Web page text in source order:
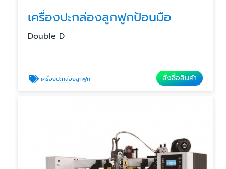
เครื่องปะกล่องลูกฟูกป้อนมือ
Double D
เครื่องปะกล่องลูกฟูก สั่งซื้อสินค้า